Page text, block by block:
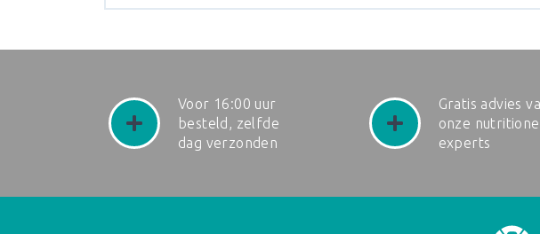
Voor 16:00 uur
besteld, zelfde
dag verzonden
Gratis advies
onze
experts